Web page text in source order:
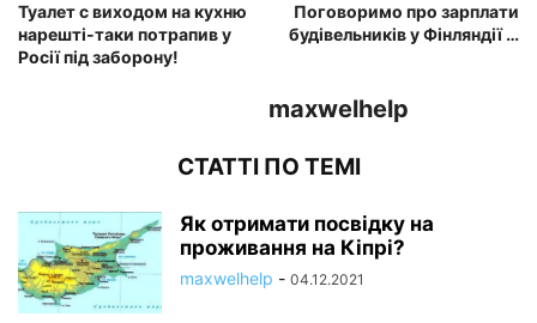
Туалет c виходом на кухню
нарешті-таки потрапив у
Росії під заборону!
Поговоримо про зарплати
будівельників у Фінляндії …
maxwelhelp
СТАТТІ ПО ТЕМІ
Як отримати посвідку на
проживання на Кіпрі?
maxwelhelp - 04.12.2021